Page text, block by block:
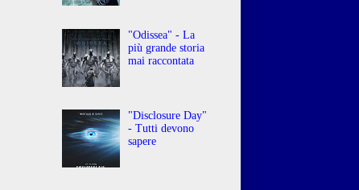
"Odissea" - La
più grande storia
mai raccontata
"Disclosure Day"
- Tutti devono
sapere